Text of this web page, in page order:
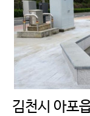
김천시 아포